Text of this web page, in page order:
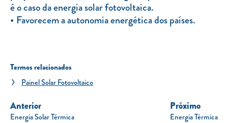
é o caso da energia solar fotovoltaica.
Favorecem a autonomia energética dos países.
Termos relacionados
Painel Solar Fotovoltaico
Anterior
Energia Solar Térmica
Próximo
Energia Térmica